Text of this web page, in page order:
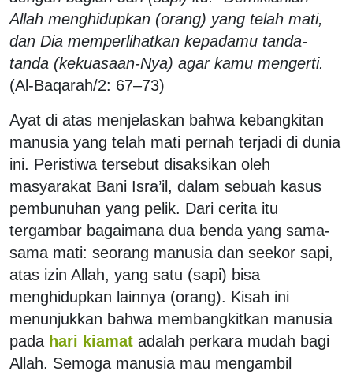
Allah menghidupkan (orang) yang telah mati,
dan Dia memperlihatkan kepadamu tanda-
tanda (kekuasaan-Nya) agar kamu mengerti.
(Al-Baqarah/2: 67–73)
Ayat di atas menjelaskan bahwa kebangkitan
manusia yang telah mati pernah terjadi di dunia
ini. Peristiwa tersebut disaksikan oleh
masyarakat Bani Isra’il, dalam sebuah kasus
pembunuhan yang pelik. Dari cerita itu
tergambar bagaimana dua benda yang sama-
sama mati: seorang manusia dan seekor sapi,
atas izin Allah, yang satu (sapi) bisa
menghidupkan lainnya (orang). Kisah ini
menunjukkan bahwa membangkitkan manusia
pada hari kiamat adalah perkara mudah bagi
Allah. Semoga manusia mau mengambil